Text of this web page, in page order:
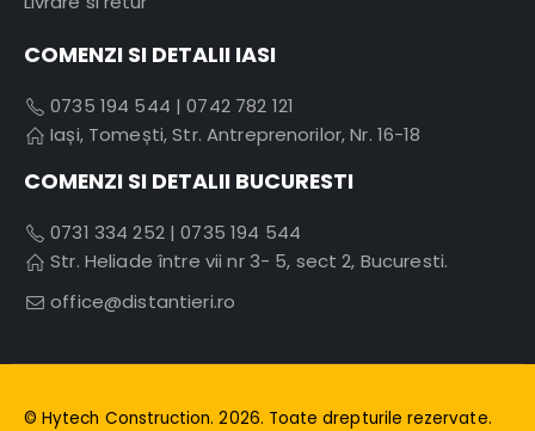
COMENZI SI DETALII IASI
0735 194 544 |0742 782 121
Iași, Tomești, Str. Antreprenorilor, Nr. 16-18
COMENZI SI DETALII BUCURESTI
0731 334 252|0735 194 544
Str. Heliade între vii nr 3- 5, sect 2, Bucuresti.
office@distantieri.ro
© Hytech Construction. 2026. Toate drepturile rezervate.